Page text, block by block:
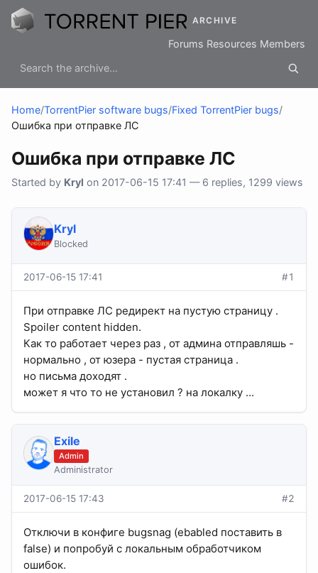
ARCHIVE
Forums Resources Members
Home/TorrentPier software bugs/Fixed TorrentPier bugs/
Ошибка при отправке ЛС
Ошибка при отправке ЛС
Started by Kryl on 2017-06-15 17:41 — 6 replies, 1299 views
Kryl
Blocked
2017-06-15 17:41 #1
При отправке ЛС редирект на пустую страницу .
Spoiler content hidden.
Как то работает через раз , от админа отправляшь -
нормально , от юзера - пустая страница .
но письма доходят .
может я что то не установил ? на локалку ...
Exile
Admin
Administrator
2017-06-15 17:43 #2
Отключи в конфиге bugsnag (ebabled поставить в
false) и попробуй с локальным обработчиком
ошибок.